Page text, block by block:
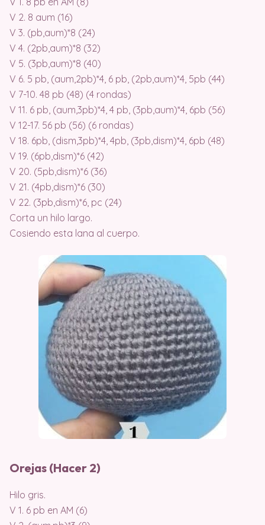
V 2. 8 aum (16)
V 3. (pb,aum)*8 (24)
V 4. (2pb,aum)*8 (32)
V 5. (3pb,aum)*8 (40)
V 6. 5 pb, (aum,2pb)*4, 6 pb, (2pb,aum)*4, 5pb (44)
V 7-10. 48 pb (48) (4 rondas)
V 11. 6 pb, (aum,3pb)*4, 4 pb, (3pb,aum)*4, 6pb (56)
V 12-17. 56 pb (56) (6 rondas)
V 18. 6pb, (dism,3pb)*4, 4pb, (3pb,dism)*4, 6pb (48)
V 19. (6pb,dism)*6 (42)
V 20. (5pb,dism)*6 (36)
V 21. (4pb,dism)*6 (30)
V 22. (3pb,dism)*6, pc (24)
Corta un hilo largo.
Cosiendo esta lana al cuerpo.
Orejas (Hacer 2)
Hilo gris.
V 1. 6 pb en AM (6)